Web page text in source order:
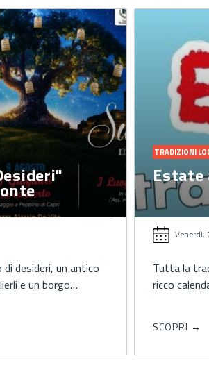
di desideri, un antico
e un borgo…
TRADIZIONI
Estate
Venerdì,
Tutta la
ricco
SCOPRI →